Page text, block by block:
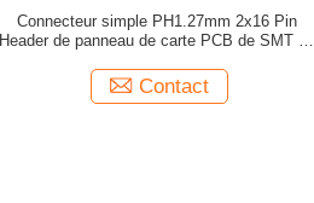
Connecteur simple PH1.27mm 2x16 Pin
Header de panneau de carte PCB de SMT de
Contact